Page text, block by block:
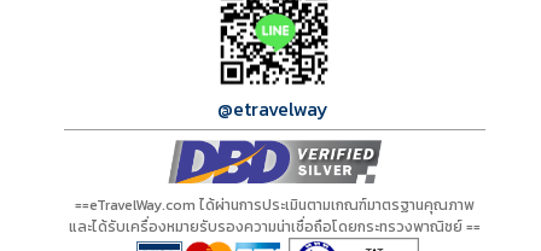
@etravelway
==eTravelWay.com ได้ผ่านการประเมินตามเกณฑ์มาตรฐานคุณภาพ
และได้รับเครื่องหมายรับรองความน่าเชื่อถือโดยกระทรวงพาณิชย์ ==